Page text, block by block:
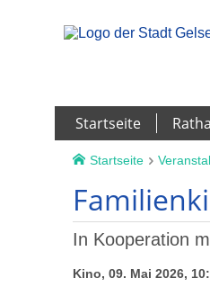
Startseite
Startseite
In Kooperation
Kino, 09. Mai 2026,